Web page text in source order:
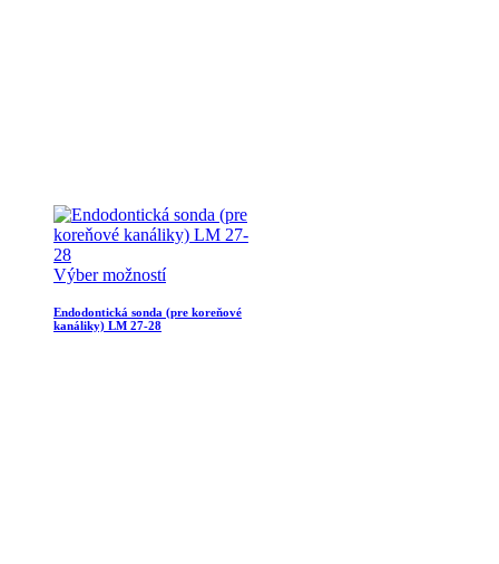
Výber možností
Endodontická sonda (pre koreňové
kanáliky) LM 27-28